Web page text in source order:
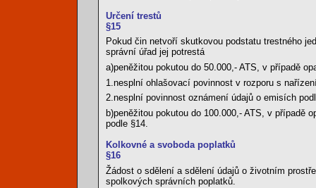
Určení trestů
§15
Pokud čin netvoří skutkovou podstatu trestného
správní úřad jej potrestá
a)peněžitou pokutou do 50.000,- ATS, v případě
1.nesplní ohlašovací povinnost v rozporu s
2.nesplní povinnost oznámení údajů o emisích
b)peněžitou pokutou do 100.000,- ATS, v případě
podle §14.
Kolkovné a svoboda poplatků
§16
Žádost o sdělení a sdělení údajů o životním
spolkových správních poplatků.